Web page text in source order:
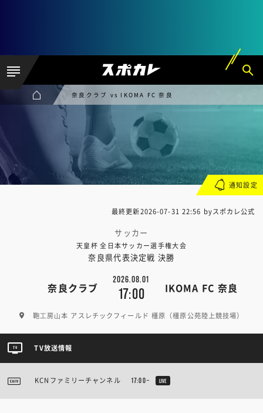
奈良クラブ vs IKOMA FC 奈良
最終更新2026-07-31 22:56 byスポカレ公式
サッカー
天皇杯 全日本サッカー選手権大会
奈良県代表決定戦 決勝
奈良クラブ
2026.08.01
17:00 IKOMA FC 奈良
鞄⼯房⼭本 アスレチックフィールド 橿原（橿原公苑陸上競技場）
通知設定
TV放送情報
KCNファミリーチャンネル 17:00~ LIVE